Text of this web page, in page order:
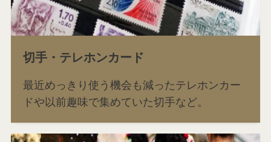
切手・テレホンカード
最近めっきり使う機会も減ったテレホンカー
ドや以前趣味で集めていた切手など。